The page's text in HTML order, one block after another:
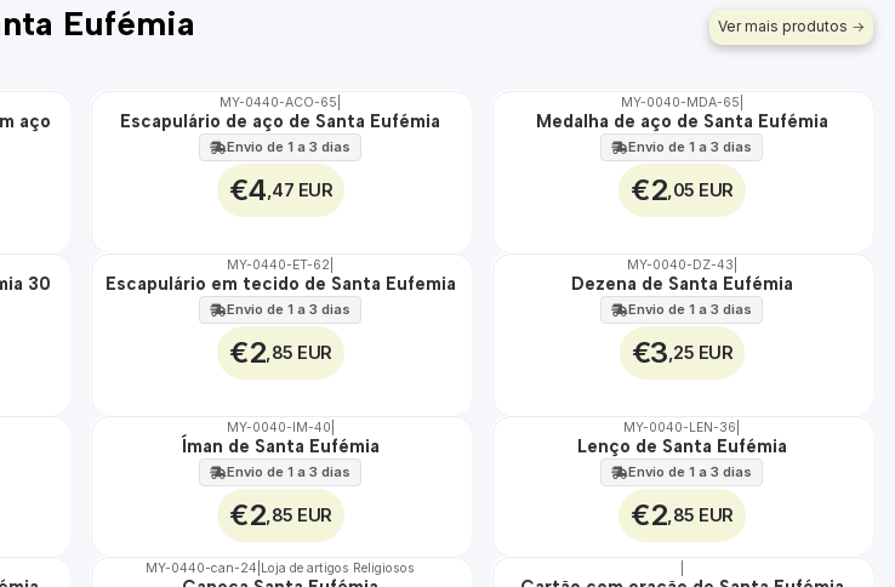
Eufémia Ver mais produtos
aço
🇵🇹
MY-0440-ACO-65
Escapulário de aço de Santa Eufémia
Envio de 1 a 3 dias
€4 ,47 EUR
🇵🇹
MY-0040-MDA-65
Medalha de aço de Santa Eufémia
Envio de 1 a 3 dias
€2 ,05 EUR
30
🇵🇹
MY-0440-ET-62
Escapulário em tecido de Santa Eufemia
Envio de 1 a 3 dias
€2 ,85 EUR
MY-0040-DZ-43
Dezena de Santa Eufémia
Envio de 1 a 3 dias
€3 ,25 EUR
MY-0040-IM-40
Íman de Santa Eufémia
Envio de 1 a 3 dias
€2 ,85 EUR
MY-0040-LEN-36
Lenço de Santa Eufémia
Envio de 1 a 3 dias
€2 ,85 EUR
MY-0440-can-24 Loja de artigos Religiosos